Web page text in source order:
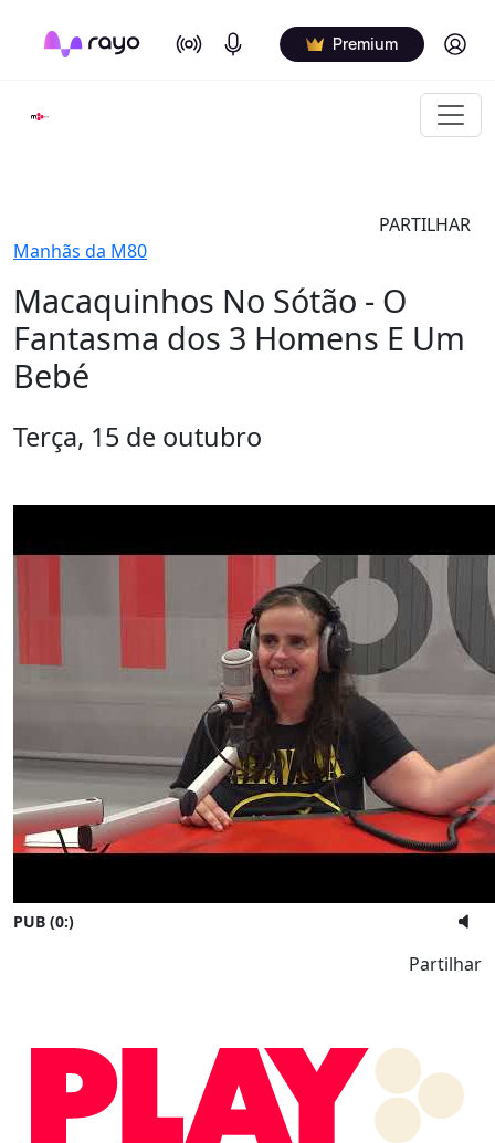
On Air Podcasts Premium Log in
PARTILHAR
Manhãs da M80
Macaquinhos No Sótão - O
Fantasma dos 3 Homens E Um
Bebé
Terça, 15 de outubro
PUB (0:)
Partilhar